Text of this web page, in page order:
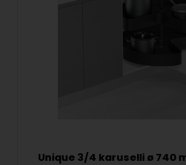
Unique 3/4 karuselli ø 740